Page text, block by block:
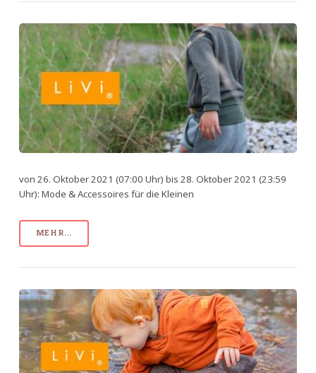
von 26. Oktober 2021 (07:00 Uhr) bis 28. Oktober 2021 (23:59
Uhr): Mode & Accessoires für die Kleinen
MEHR...